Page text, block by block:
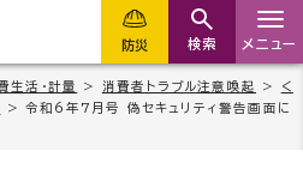
防災 検索 メニュー
生活・計量 > 消費者トラブル注意喚起 >
く
> 令和6年7月号 偽セキュリティ警告画面に